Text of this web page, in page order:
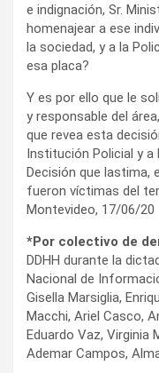
e indignación, Sr.
homenajear a ese
la sociedad, y a la
esa placa?
Y es por ello que le
y responsable del
que revea esta
Institución Policial y a
Decisión que lastima,
fueron víctimas del
Montevideo, 17/06/20
*Por colectivo de
DDHH durante la
Nacional de
Gisella Marsiglia,
Macchi, Ariel Casco,
Eduardo Vaz, Virginia
Ademar Campos,